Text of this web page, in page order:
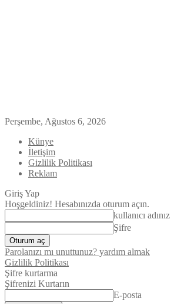
Perşembe, Ağustos 6, 2026
Künye
İletişim
Gizlilik Politikası
Reklam
Giriş Yap
Hoşgeldiniz! Hesabınızda oturum açın.
kullanıcı adınız
Şifre
Parolanızı mı unuttunuz? yardım almak
Gizlilik Politikası
Şifre kurtarma
Şifrenizi Kurtarın
E-posta